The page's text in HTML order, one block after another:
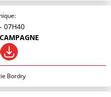
- 07H40
Bordry